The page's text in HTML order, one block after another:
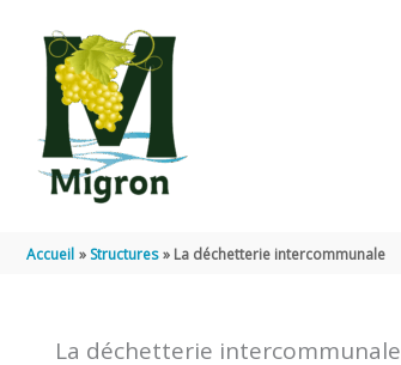
Accueil Structures La déchetterie intercommunale
La déchetterie intercommunale